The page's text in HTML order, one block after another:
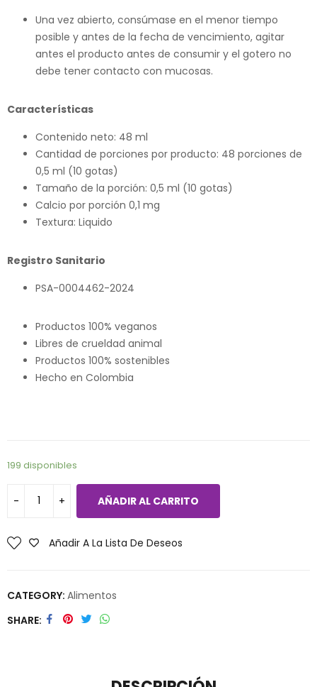
Una vez abierto, consúmase en el menor tiempo
posible y antes de la fecha de vencimiento, agitar
antes el producto antes de consumir y el gotero no
debe tener contacto con mucosas.
Características
Contenido neto: 48 ml
Cantidad de porciones por producto: 48 porciones de
0,5 ml (10 gotas)
Tamaño de la porción: 0,5 ml (10 gotas)
Calcio por porción 0,1 mg
Textura: Liquido
Registro Sanitario
PSA-0004462-2024
Productos 100% veganos
Libres de crueldad animal
Productos 100% sostenibles
Hecho en Colombia
199 disponibles
AÑADIR AL CARRITO
Añadir A La Lista De Deseos
CATEGORY: Alimentos
SHARE